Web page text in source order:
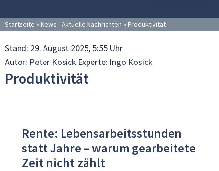
Startseite » News - Aktuelle Nachrichten » Produktivität
Stand: 29. August 2025, 5:55 Uhr
Autor: Peter Kosick Experte: Ingo Kosick
Produktivität
Rente: Lebensarbeitsstunden
statt Jahre – warum gearbeitete
Zeit nicht zählt